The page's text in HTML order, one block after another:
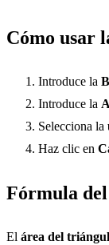
Cómo usar
Introduce la
Introduce la
Selecciona la
Haz clic en
Fórmula
El área del